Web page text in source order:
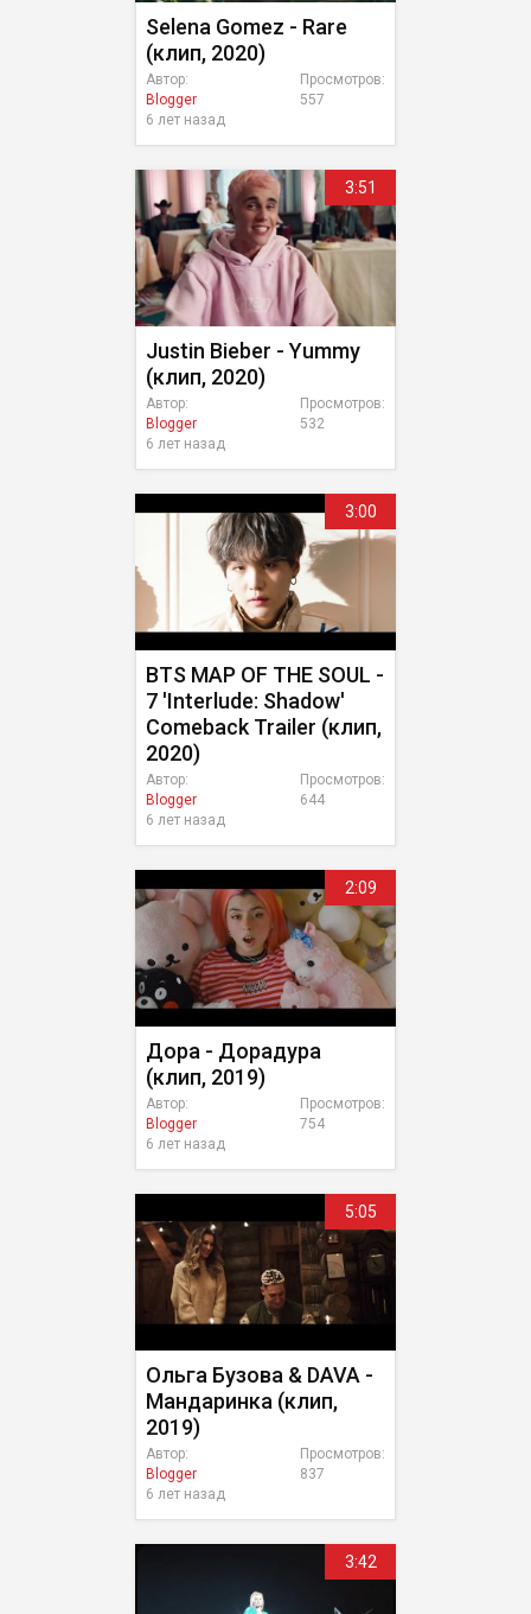
Selena Gomez - Rare
(клип, 2020)
Просмотров:
557
Автор:
Blogger
6 лет назад
3:51
Justin Bieber - Yummy
(клип, 2020)
Просмотров:
532
Автор:
Blogger
6 лет назад
3:00
BTS MAP OF THE SOUL -
7 'Interlude: Shadow'
Comeback Trailer (клип,
2020)
Просмотров:
644
Автор:
Blogger
6 лет назад
2:09
Дора - Дорадура
(клип, 2019)
Просмотров:
754
Автор:
Blogger
6 лет назад
5:05
Ольга Бузова & DAVA -
Мандаринка (клип,
2019)
Просмотров:
837
Автор:
Blogger
6 лет назад
3:42